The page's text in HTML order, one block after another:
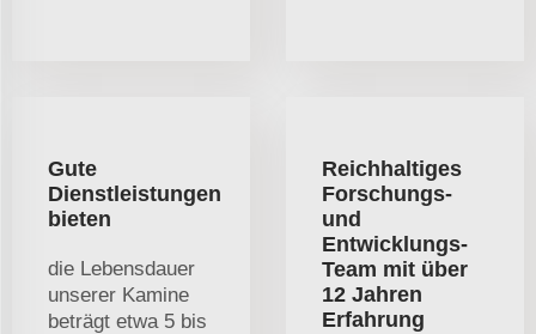
Gute
Dienstleistungen
bieten
die Lebensdauer
unserer Kamine
beträgt etwa 5 bis
Reichhaltiges
Forschungs-
und
Entwicklungs-
Team mit über
12 Jahren
Erfahrung